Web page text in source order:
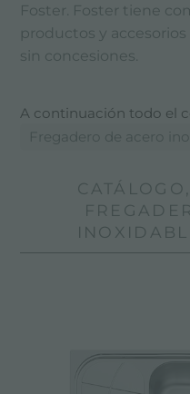
Foster. Foster tiene
productos y
sin concesiones.
A continuación todo el
Fregadero de acero